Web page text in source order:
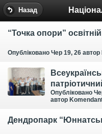
Назад
“Точка опори”
Опубліковано Чер 19, 26 автор
покоління»
Опубліковано
автор
Дендропарк